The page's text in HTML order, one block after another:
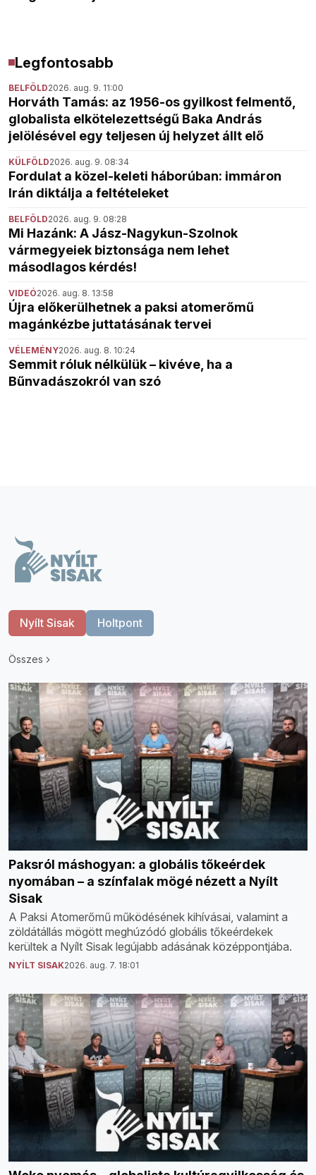
Legfontosabb
BELFÖLD2026. aug. 9. 11:00
Horváth Tamás: az 1956-os gyilkost felmentő,
globalista elkötelezettségű Baka András
jelölésével egy teljesen új helyzet állt elő
KÜLFÖLD2026. aug. 9. 08:34
Fordulat a közel-keleti háborúban: immáron
Irán diktálja a feltételeket
BELFÖLD2026. aug. 9. 08:28
Mi Hazánk: A Jász-Nagykun-Szolnok
vármegyeiek biztonsága nem lehet
másodlagos kérdés!
VIDEÓ2026. aug. 8. 13:58
Újra előkerülhetnek a paksi atomerőmű
magánkézbe juttatásának tervei
VÉLEMÉNY2026. aug. 8. 10:24
Semmit róluk nélkülük – kivéve, ha a
Bűnvadászokról van szó
Nyílt Sisak Holtpont
Összes
Paksról máshogyan: a globális tőkeérdek
nyomában – a színfalak mögé nézett a Nyílt
Sisak
A Paksi Atomerőmű működésének kihívásai, valamint a
zöldátállás mögött meghúzódó globális tőkeérdekek
kerültek a Nyílt Sisak legújabb adásának középpontjába.
NYÍLT SISAK2026. aug. 7. 18:01